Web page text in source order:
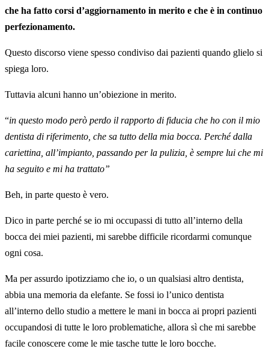
che ha fatto corsi d’aggiornamento in merito e che è in continuo
perfezionamento.
Questo discorso viene spesso condiviso dai pazienti quando glielo si
spiega loro.
Tuttavia alcuni hanno un’obiezione in merito.
“in questo modo però perdo il rapporto di fiducia che ho con il mio
dentista di riferimento, che sa tutto della mia bocca. Perché dalla
cariettina, all’impianto, passando per la pulizia, è sempre lui che mi
ha seguito e mi ha trattato”
Beh, in parte questo è vero.
Dico in parte perché se io mi occupassi di tutto all’interno della
bocca dei miei pazienti, mi sarebbe difficile ricordarmi comunque
ogni cosa.
Ma per assurdo ipotizziamo che io, o un qualsiasi altro dentista,
abbia una memoria da elefante. Se fossi io l’unico dentista
all’interno dello studio a mettere le mani in bocca ai propri pazienti
occupandosi di tutte le loro problematiche, allora sì che mi sarebbe
facile conoscere come le mie tasche tutte le loro bocche.